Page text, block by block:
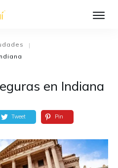
El Proceso de
|
en Indiana
Tweet Pin